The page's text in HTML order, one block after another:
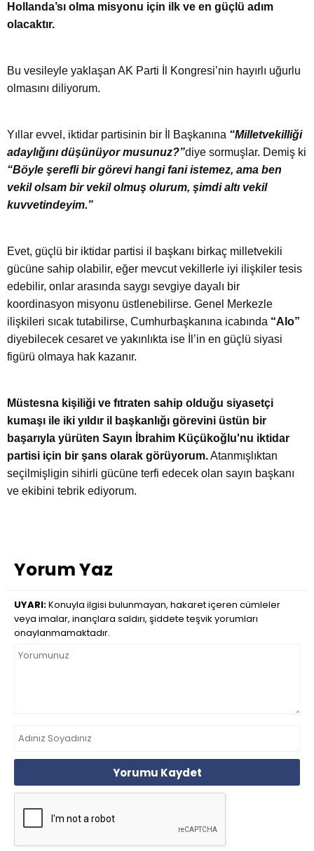
Hollanda’sı olma misyonu için ilk ve en güçlü adım
olacaktır.
Bu vesileyle yaklaşan AK Parti İl Kongresi’nin hayırlı uğurlu
olmasını diliyorum.
Yıllar evvel, iktidar partisinin bir İl Başkanına “Milletvekilliği
adaylığını düşünüyor musunuz?”diye sormuşlar. Demiş ki
“Böyle şerefli bir görevi hangi fani istemez, ama ben
vekil olsam bir vekil olmuş olurum, şimdi altı vekil
kuvvetindeyim.”
Evet, güçlü bir iktidar partisi il başkanı birkaç milletvekili
gücüne sahip olabilir, eğer mevcut vekillerle iyi ilişkiler tesis
edebilir, onlar arasında saygı sevgiye dayalı bir
koordinasyon misyonu üstlenebilirse. Genel Merkezle
ilişkileri sıcak tutabilirse, Cumhurbaşkanına icabında “Alo”
diyebilecek cesaret ve yakınlıkta ise İl’in en güçlü siyasi
figürü olmaya hak kazanır.
Müstesna kişiliği ve fıtraten sahip olduğu siyasetçi
kumaşı ile iki yıldır il başkanlığı görevini üstün bir
başarıyla yürüten Sayın İbrahim Küçükoğlu'nu iktidar
partisi için bir şans olarak görüyorum.Atanmışlıktan
seçilmişligin sihirli gücüne terfi edecek olan sayın başkanı
ve ekibini tebrik ediyorum.
Yorum Yaz
UYARI:Konuyla ilgisi bulunmayan, hakaret içeren cümleler
veya imalar, inançlara saldırı, şiddete teşvik yorumları
onaylanmamaktadır.
Yorumu Kaydet